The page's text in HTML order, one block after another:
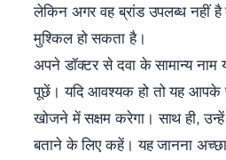
लेकिन अगर वह ब्रांड उपलब्ध नहीं
मुश्किल हो सकता है।
अपने डॉक्टर से दवा के सामान्य
पूछें। यदि आवश्यक हो तो यह आपके
खोजने में सक्षम करेगा। साथ ही,
बताने के लिए कहें। यह जानना